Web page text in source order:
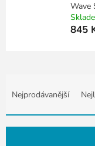
Wave
845
e
n
Nejprodávanější